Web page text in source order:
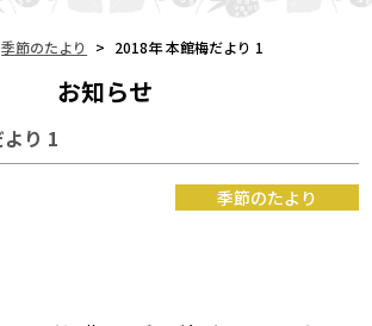
o
n
季節のたより > 2018年 本館梅だより 1
お知らせ
り 1
季節のたより